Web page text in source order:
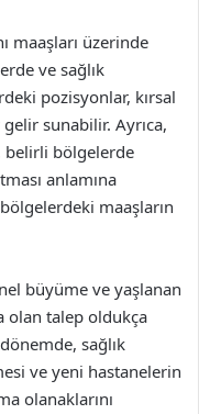
maaşları üzerinde
ve sağlık
pozisyonlar, kırsal
sunabilir. Ayrıca,
belirli bölgelerde
anlamına
maaşların
büyüme ve yaşlanan
olan talep oldukça
sağlık
ve yeni hastanelerin
olanaklarını